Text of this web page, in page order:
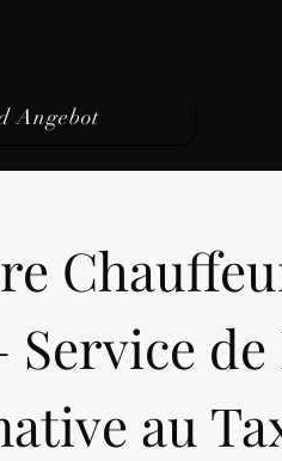
Angebot
Service
au